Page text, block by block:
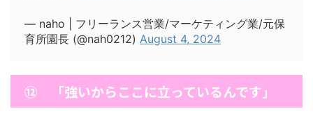
— naho | フリーランス営業/マーケティング業/元保
育所園長 (@nah0212) August 4, 2024
⑫ 「強いからここに立っているんです」